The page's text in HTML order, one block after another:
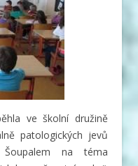
ve školní družině
patologických jevů
na téma